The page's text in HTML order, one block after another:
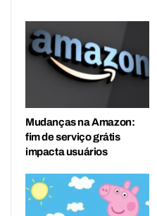
Mudanças na Amazon:
fim de serviço grátis
impacta usuários